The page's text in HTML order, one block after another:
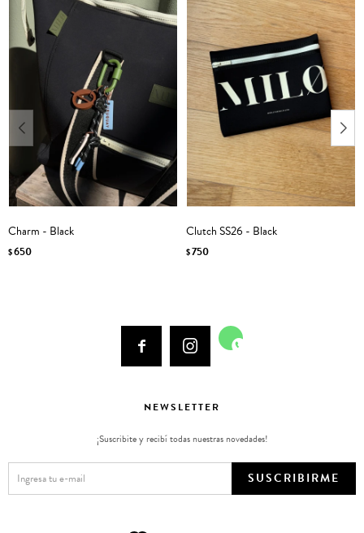
Charm - Black
$650
Clutch SS26 - Black
$750
  
NEWSLETTER
¡Suscribite y recibí todas nuestras novedades!
SUSCRIBIRME